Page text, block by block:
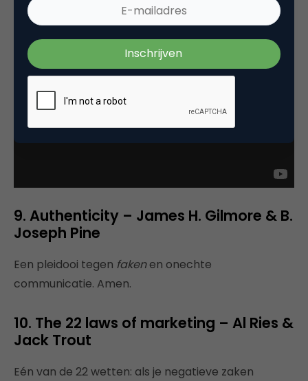
9. Authenticity – James H. Gilmore & B.
Joseph Pine
Een pleidooi tegen fakenen onechte
communicatie. Amen.
10. The 22 laws of marketing – Al Ries &
Jack Trout
Eén van de 22 wetten: als je negatieve zaken